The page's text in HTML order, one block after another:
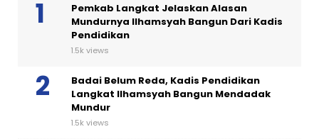
Pemkab Langkat Jelaskan Alasan
Mundurnya Ilhamsyah Bangun Dari Kadis
Pendidikan
1.5k views
Badai Belum Reda, Kadis Pendidikan
Langkat Ilhamsyah Bangun Mendadak
Mundur
1.5k views